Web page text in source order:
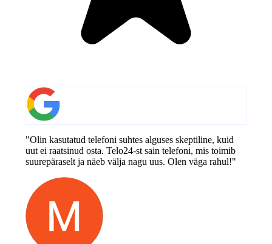
"Olin kasutatud telefoni suhtes alguses skeptiline, kuid
uut ei raatsinud osta. Telo24-st sain telefoni, mis toimib
suurepäraselt ja näeb välja nagu uus. Olen väga rahul!"